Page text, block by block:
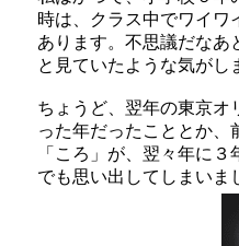
時は、クラス中でワイワ
あります。不思議だなあ
と見ていたような気がし
ちょうど、翌年の東京オ
った年だったこととか、
「ころ」が、翌々年に
でも思い出してしまいま